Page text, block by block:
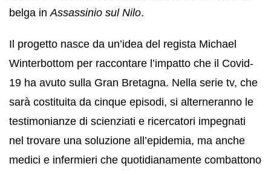
belga in Assassinio sul Nilo.
Il progetto nasce da un’idea del regista Michael
Winterbottom per raccontare l’impatto che il Covid-
19 ha avuto sulla Gran Bretagna. Nella serie tv, che
sarà costituita da cinque episodi, si alterneranno le
testimonianze di scienziati e ricercatori impegnati
nel trovare una soluzione all’epidemia, ma anche
medici e infermieri che quotidianamente combattono